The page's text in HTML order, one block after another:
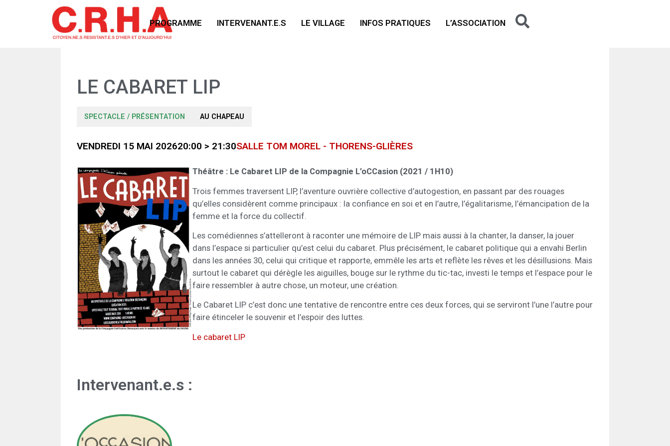
PROGRAMME INTERVENANT.E.S LE VILLAGE INFOS PRATIQUES L’ASSOCIATION
LE CABARET LIP
SPECTACLE / PRÉSENTATION AU CHAPEAU
VENDREDI 15 MAI 202620:00 > 21:30SALLE TOM MOREL - THORENS-GLIÈRES
Théâtre : Le Cabaret LIP de la Compagnie L’oCCasion (2021 / 1H10)
Trois femmes traversent LIP, l’aventure ouvrière collective d’autogestion, en passant par des rouages
qu’elles considèrent comme principaux : la confiance en soi et en l’autre, l’égalitarisme, l’émancipation de la
femme et la force du collectif.
Les comédiennes s’attelleront à raconter une mémoire de LIP mais aussi à la chanter, la danser, la jouer
dans l’espace si particulier qu’est celui du cabaret. Plus précisément, le cabaret politique qui a envahi Berlin
dans les années 30, celui qui critique et rapporte, emmêle les arts et reflète les rêves et les désillusions. Mais
surtout le cabaret qui dérègle les aiguilles, bouge sur le rythme du tic-tac, investi le temps et l’espace pour le
faire ressembler à autre chose, un moteur, une création.
Le Cabaret LIP c’est donc une tentative de rencontre entre ces deux forces, qui se serviront l’une l’autre pour
faire étinceler le souvenir et l’espoir des luttes.
Le cabaret LIP
Intervenant.e.s :